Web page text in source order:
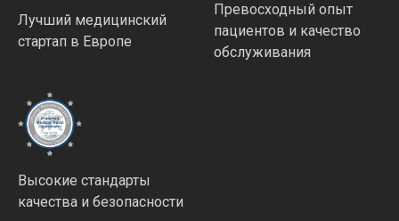
Лучший медицинский
стартап в Европе
Превосходный опыт
пациентов и качество
обслуживания
Высокие стандарты
качества и безопасности